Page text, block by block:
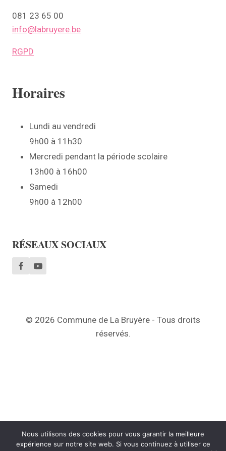
081 23 65 00
info@labruyere.be
RGPD
Horaires
Lundi au vendredi
9h00 à 11h30
Mercredi pendant la période scolaire
13h00 à 16h00
Samedi
9h00 à 12h00
RÉSEAUX SOCIAUX
© 2026 Commune de La Bruyère - Tous droits
réservés.
Nous utilisons des cookies pour vous garantir la meilleure
expérience sur notre site web. Si vous continuez à utiliser ce